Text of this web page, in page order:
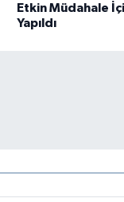
Etkin Müdahale
Yapıldı